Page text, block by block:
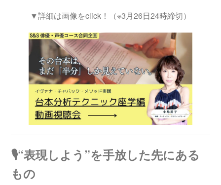
▼詳細は画像をclick！（※3月26日24時締切）
🎙️“表現しよう”を手放した先にある
もの